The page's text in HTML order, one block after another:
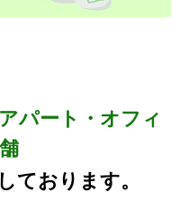
パート・オフィ
ております。